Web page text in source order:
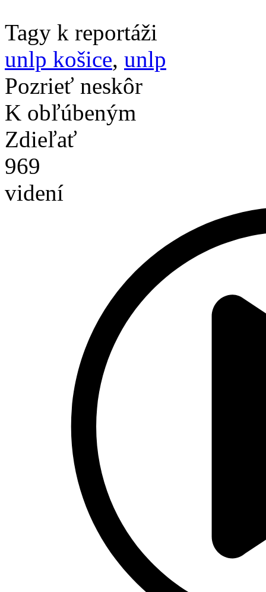
Tagy k reportáži
unlp košice, unlp
Pozrieť neskôr
K obľúbeným
Zdieľať
969
videní